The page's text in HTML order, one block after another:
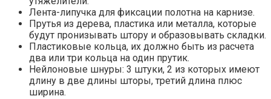
Лента-липучка для фиксации полотна на карнизе.
Прутья из дерева, пластика или металла, которые
будут пронизывать штору и образовывать складки.
Пластиковые кольца, их должно быть из расчета
два или три кольца на один прутик.
Нейлоновые шнуры: 3 штуки, 2 из которых имеют
длину в две длины шторы, третий длина плюс
ширина.